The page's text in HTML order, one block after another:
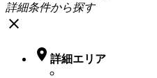
詳細条件から探す
close
 詳細エリア